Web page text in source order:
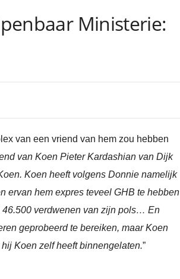
Ministerie:
van een vriend van hem zou hebben
van Koen Pieter Kardashian van Dijk
Koen heeft volgens Donnie namelijk
ervan hem expres teveel GHB te hebben
46.500 verdwenen van zijn pols… En
geprobeerd te bereiken, maar Koen
Koen zelf heeft binnengelaten.”